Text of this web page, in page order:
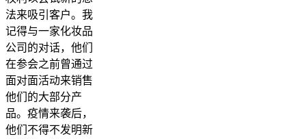
法来吸引客户。我
记得与一家化妆品
公司的对话，他们
在参会之前曾通过
面对面活动来销售
他们的大部分产
品。疫情来袭后，
他们不得不发明新